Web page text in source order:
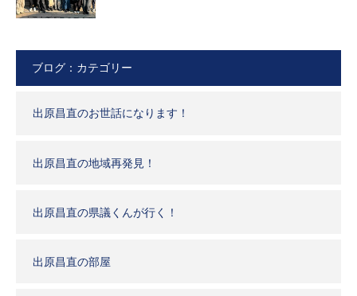
ブログ：カテゴリー
出原昌直のお世話になります！
出原昌直の地域再発見！
出原昌直の県議くんが行く！
出原昌直の部屋